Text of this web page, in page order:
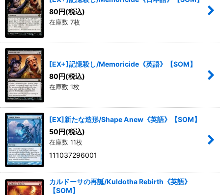
80円(税込)
在庫数 7枚
[EX+]記憶殺し/Memoricide《英語》【SOM】
80円(税込)
在庫数 1枚
[EX]新たな造形/Shape Anew《英語》【SOM】
50円(税込)
在庫数 11枚
111037296001
カルドーサの再誕/Kuldotha Rebirth《英語》
【SOM】